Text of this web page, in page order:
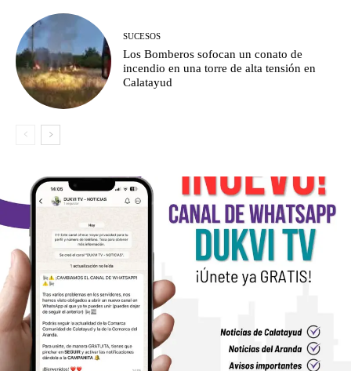
SUCESOS
Los Bomberos sofocan un conato de
incendio en una torre de alta tensión en
Calatayud